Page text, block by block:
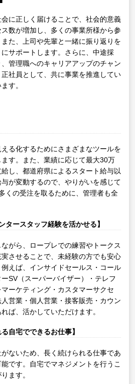
に正しく届けることで、社会的意義
数が増加し、多くの事業所様から参
た、上司や先輩と一緒に振り返りを
サポートします。さらに、中途採
管理職へのキャリアアップのチャン
社員として、共に事業を推進してい
す。
る化するためにさまざまなツールを
す。また、業績に応じて最大30万
し、都道府県によるスタート給与以
が変動するので、やりがいを感じて
くの受注を取るために、管理者も全
タースタッフ経験を活かせる】
がら、ロープレでの練習やトークス
させることで、未経験の方でも安心
えば、インサイドセールス・コール
SV（スーパーバイザー）・テレフ
ーケティング・カスタマーサクセ
営業・個人営業・接客販売・カウン
ば、活かしていただけます。
自宅でできるお仕事】
ないため、長く続けられる仕事であ
です。自宅でマネジメントを行うこ
ます。